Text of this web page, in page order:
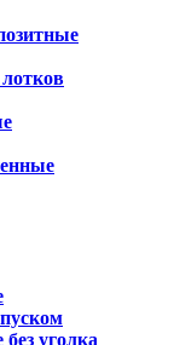
уголка